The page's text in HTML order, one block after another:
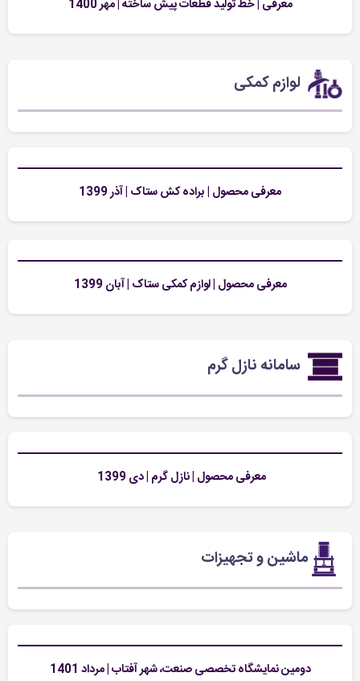
معرفی | خط تولید قطعات پیش ساخته | مهر 1400
لوازم کمکی
معرفی محصول | براده کش ستاک | آذر 1399
معرفی محصول | لوازم کمکی ستاک | آبان 1399
سامانه نازل گرم
معرفی محصول | نازل گرم | دی 1399
ماشین و تجهیزات
دومین نمایشگاه تخصصی صنعت، شهر آفتاب | مرداد 1401